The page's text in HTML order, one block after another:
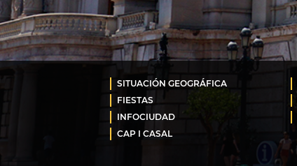
SITUACIÓN GEOGRÁFICA
FIESTAS
INFOCIUDAD
CAP I CASAL